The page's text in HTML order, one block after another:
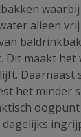
alleen
Dit maakt
het minder